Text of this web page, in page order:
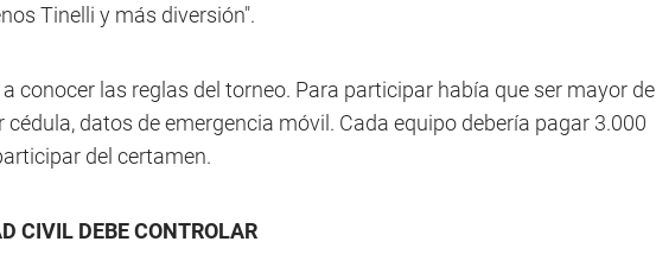
Tinelli y más diversión".
conocer las reglas del torneo. Para participar había que ser mayor de
cédula, datos de emergencia móvil. Cada equipo debería pagar 3.000
del certamen.
CIVIL DEBE CONTROLAR